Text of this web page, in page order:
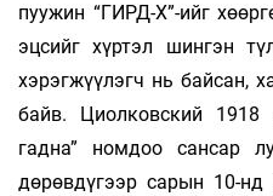
пуужин “ГИРД-Х”-ийг
эцсийг хүртэл шингэн
хэрэгжүүлэгч нь байсан,
байв. Циолковский 1918
гадна” номдоо сансар
дөрөвдүгээр сарын 10-